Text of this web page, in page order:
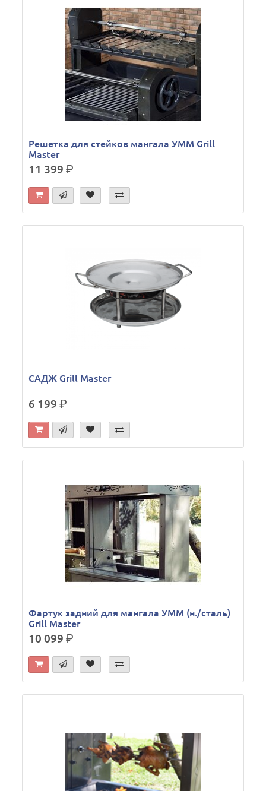
Решетка для стейков мангала УММ Grill
Master
11 399р.
САДЖ Grill Master
6 199р.
Фартук задний для мангала УММ (н./сталь)
Grill Master
10 099р.